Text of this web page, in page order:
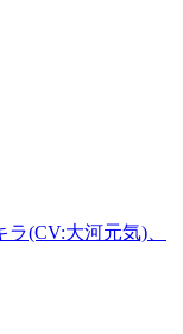
(CV:大河元気)、